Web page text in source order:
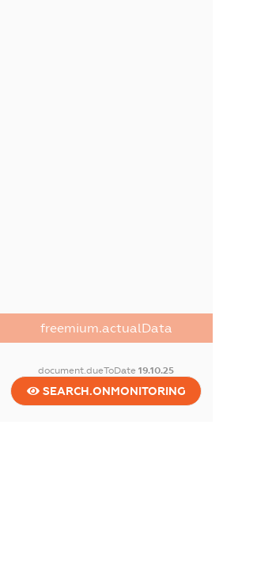
freemium.actualData
document.dueToDate19.10.25
SEARCH.ONMONITORING